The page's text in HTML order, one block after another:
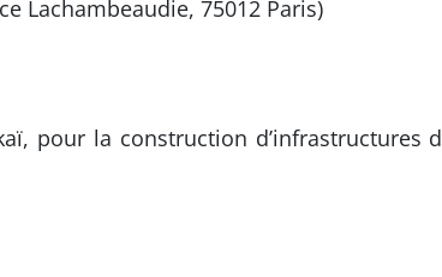
Lachambeaudie, 75012 Paris)
pour la construction d’infrastructures